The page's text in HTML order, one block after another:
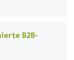
B2B-